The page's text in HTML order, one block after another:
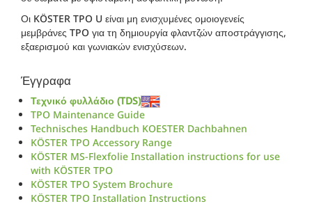
Οι KÖSTER TPO U είναι μη ενισχυμένες ομοιογενείς
μεμβράνες TPO για τη δημιουργία φλαντζών αποστράγγισης,
εξαερισμού και γωνιακών ενισχύσεων.
Έγγραφα
Τεχνικό φυλλάδιο (TDS)
TPO Maintenance Guide
Technisches Handbuch KOESTER Dachbahnen
KÖSTER TPO Accessory Range
KÖSTER MS-Flexfolie Installation instructions for use
with KÖSTER TPO
KÖSTER TPO System Brochure
KÖSTER TPO Installation Instructions